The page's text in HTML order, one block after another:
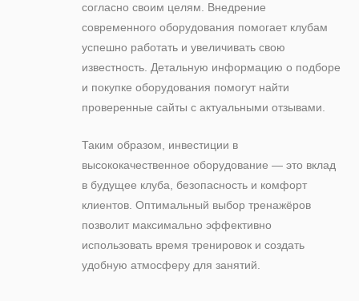
согласно своим целям. Внедрение
современного оборудования помогает клубам
успешно работать и увеличивать свою
известность. Детальную информацию о подборе
и покупке оборудования помогут найти
проверенные сайты с актуальными отзывами.
Таким образом, инвестиции в
высококачественное оборудование — это вклад
в будущее клуба, безопасность и комфорт
клиентов. Оптимальный выбор тренажёров
позволит максимально эффективно
использовать время тренировок и создать
удобную атмосферу для занятий.